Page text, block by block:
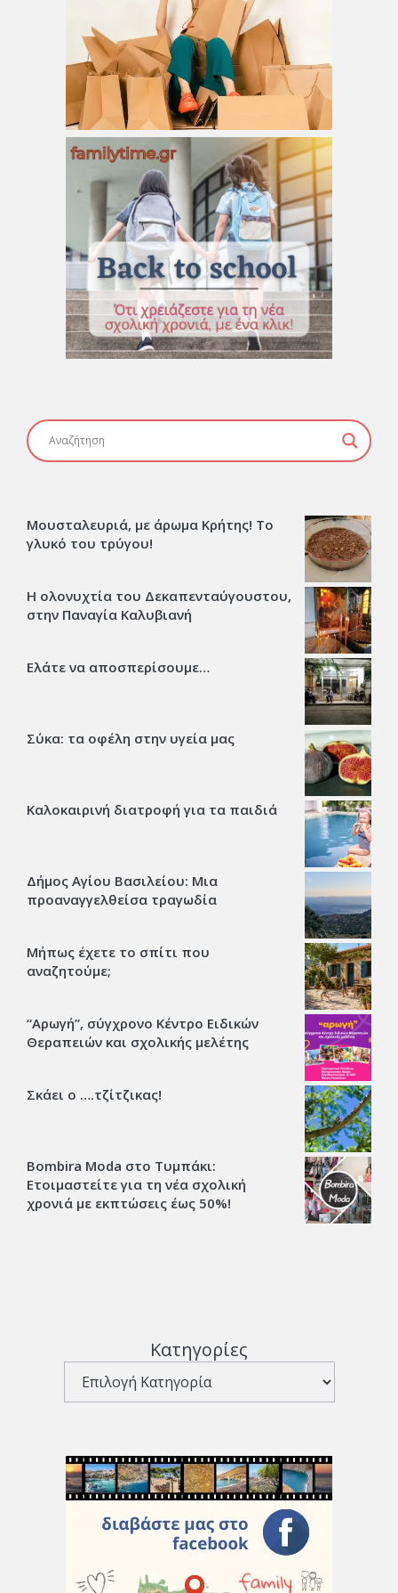
Μουσταλευριά, με άρωμα Κρήτης! Το
γλυκό του τρύγου!
Η ολονυχτία του Δεκαπενταύγουστου,
στην Παναγία Καλυβιανή
Ελάτε να αποσπερίσουμε…
Σύκα: τα οφέλη στην υγεία μας
Καλοκαιρινή διατροφή για τα παιδιά
Δήμος Αγίου Βασιλείου: Μια
προαναγγελθείσα τραγωδία
Μήπως έχετε το σπίτι που
αναζητούμε;
“Αρωγή”, σύγχρονο Κέντρο Ειδικών
Θεραπειών και σχολικής μελέτης
Σκάει ο ….τζίτζικας!
Bombira Moda στο Τυμπάκι:
Ετοιμαστείτε για τη νέα σχολική
χρονιά με εκπτώσεις έως 50%!
Κατηγορίες